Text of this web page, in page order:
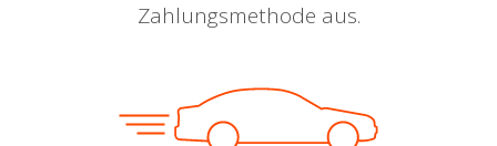
Zahlungsmethode aus.